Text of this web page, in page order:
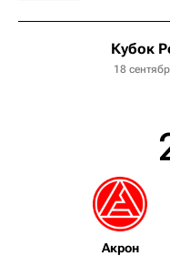
Кубок
18
Акрон